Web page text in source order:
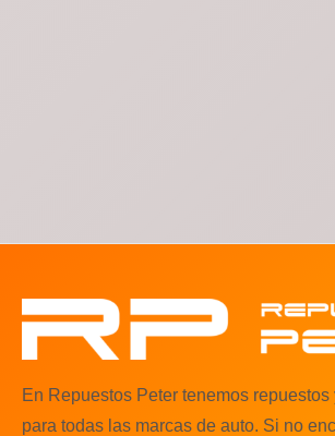
En Repuestos Peter tenemos
para todas las marcas de auto. Si no